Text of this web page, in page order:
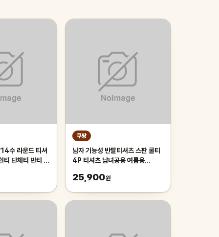
수 라운드 티셔
티 단체티 반티 아
쿠팡
남자 기능성 반팔티셔츠 스판 쿨티
4P 티셔츠 남녀공용 여름용
25,900원